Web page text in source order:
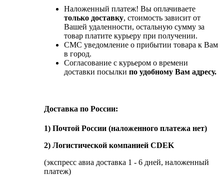
Наложенный платеж! Вы оплачиваете
только доставку, стоимость зависит от
Вашей удаленности, остальную сумму за
товар платите курьеру при получении.
СМС уведомление о прибытии товара к Вам
в город.
Согласование с курьером о времени
доставки посылки по удобному Вам адресу.
Доставка по России:
1) Почтой России (наложенного платежа нет)
2) Логистической компанией CDEK
(экспресс авиа доставка 1 - 6 дней, наложенный
платеж)